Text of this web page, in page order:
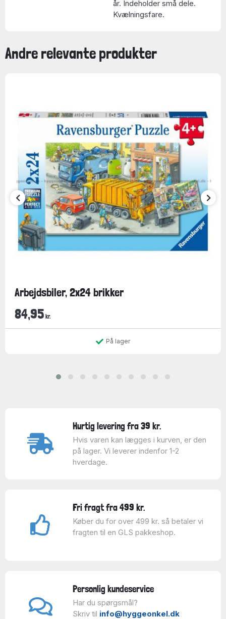
år. Indeholder små dele.
Kvælningsfare.
Andre relevante produkter
Arbejdsbiler, 2x24 brikker
84,95 kr.
På lager
Hurtig levering fra 39 kr.
Hvis varen kan lægges i kurven, er den
på lager. Vi leverer indenfor 1-2
hverdage.
Fri fragt fra 499 kr.
Køber du for over 499 kr. så betaler vi
fragten til en GLS pakkeshop.
Personlig kundeservice
Har du spørgsmål?
Skriv til info@hyggeonkel.dk